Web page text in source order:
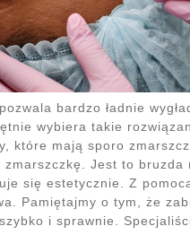
pozwala bardzo ładnie
wybiera takie
które mają sporo
Jest to bruzda
się estetycznie. Z
Pamiętajmy o tym, że
i sprawnie.